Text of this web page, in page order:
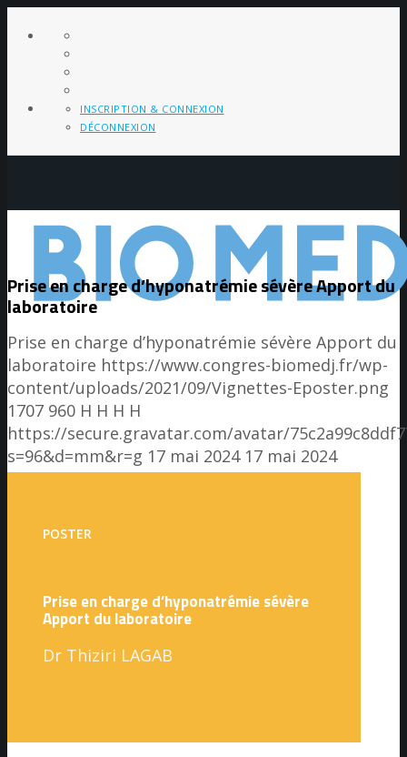
INSCRIPTION & CONNEXION
DÉCONNEXION
Prise en charge d’hyponatrémie sévère Apport du
laboratoire
Prise en charge d’hyponatrémie sévère Apport du
laboratoire https://www.congres-biomedj.fr/wp-
content/uploads/2021/09/Vignettes-Eposter.png
1707 960 H H H H
https://secure.gravatar.com/avatar/
s=96&d=mm&r=g 17 mai 2024 17 mai 2024
POSTER
Prise en charge d’hyponatrémie sévère
Apport du laboratoire
Dr Thiziri LAGAB